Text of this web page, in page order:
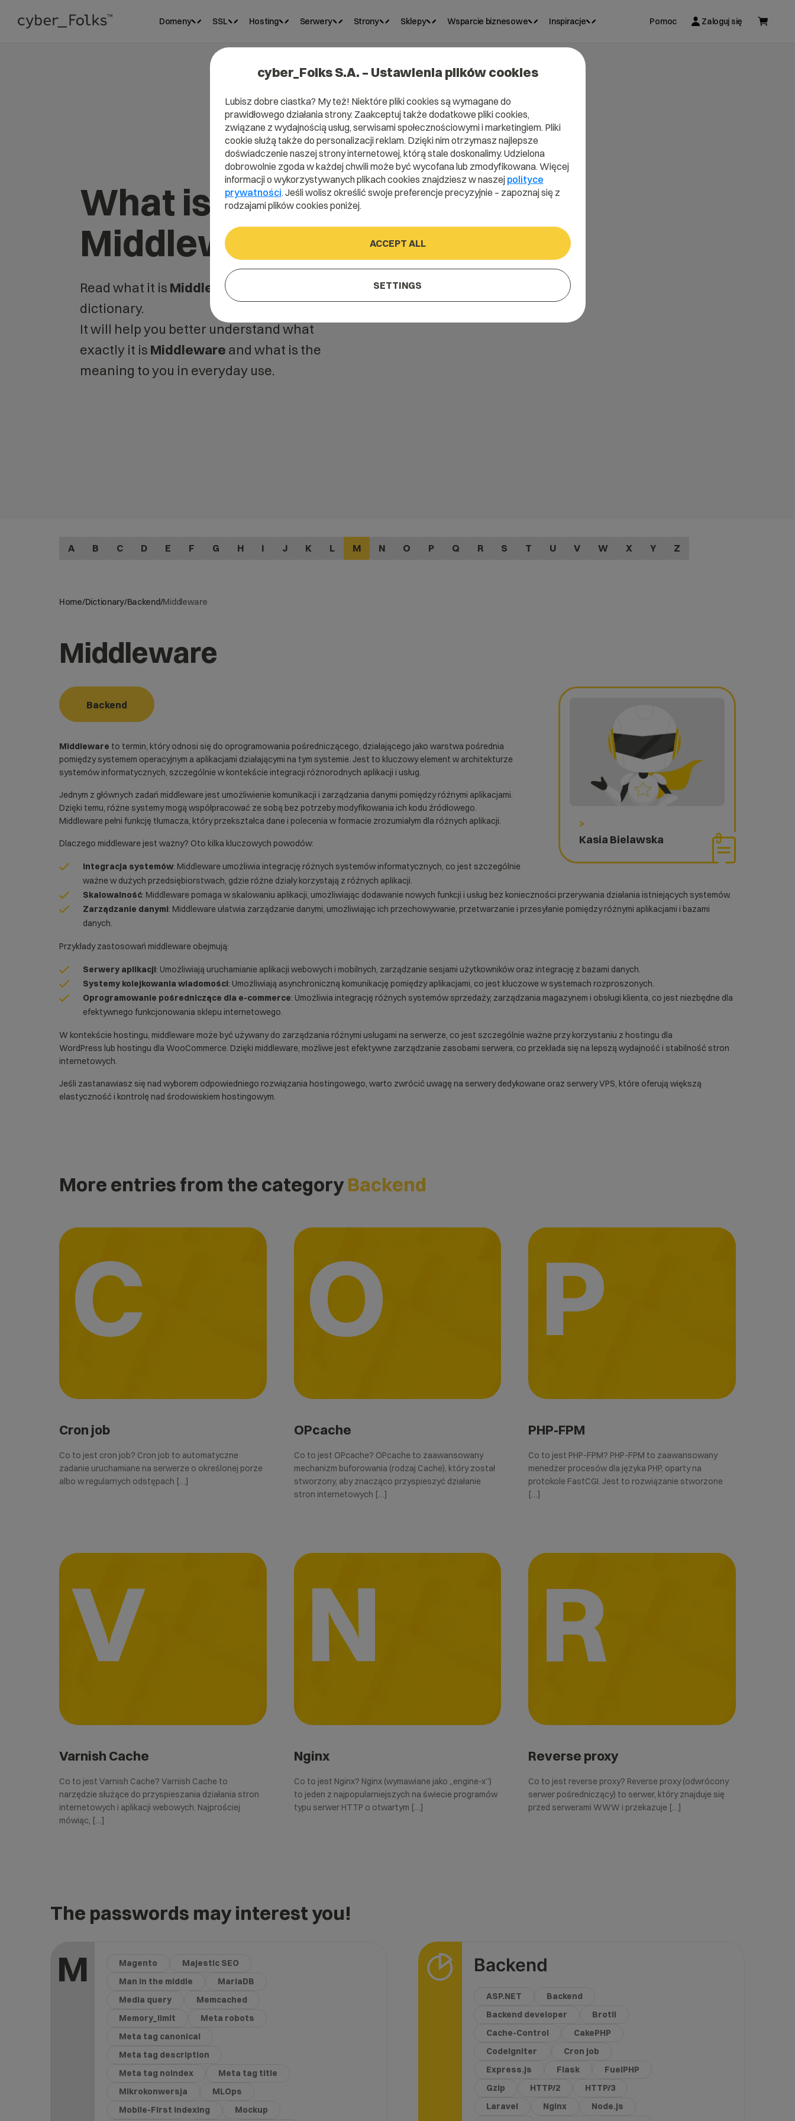
Domeny SSL Hosting Serwery Strony Sklepy Wsparcie biznesowe Inspiracje Pomoc Zaloguj się
What is
Middleware?
Read what it is Middleware
dictionary.
It will help you better understand what
exactly it is Middleware and what is the
meaning to you in everyday use.
A B C D E F G H I J K L M N O P Q R S T U V W X Y Z
Home/Dictionary/Backend/Middleware
Middleware
>
Kasia Bielawska
Backend
Middleware to termin, który odnosi się do oprogramowania pośredniczącego, działającego jako warstwa pośrednia
pomiędzy systemem operacyjnym a aplikacjami działającymi na tym systemie. Jest to kluczowy element w architekturze
systemów informatycznych, szczególnie w kontekście integracji różnorodnych aplikacji i usług.
Jednym z głównych zadań middleware jest umożliwienie komunikacji i zarządzania danymi pomiędzy różnymi aplikacjami.
Dzięki temu, różne systemy mogą współpracować ze sobą bez potrzeby modyfikowania ich kodu źródłowego.
Middleware pełni funkcję tłumacza, który przekształca dane i polecenia w formacie zrozumiałym dla różnych aplikacji.
Dlaczego middleware jest ważny? Oto kilka kluczowych powodów:
Integracja systemów: Middleware umożliwia integrację różnych systemów informatycznych, co jest szczególnie
ważne w dużych przedsiębiorstwach, gdzie różne działy korzystają z różnych aplikacji.
Skalowalność: Middleware pomaga w skalowaniu aplikacji, umożliwiając dodawanie nowych funkcji i usług bez konieczności przerywania działania istniejących systemów.
Zarządzanie danymi: Middleware ułatwia zarządzanie danymi, umożliwiając ich przechowywanie, przetwarzanie i przesyłanie pomiędzy różnymi aplikacjami i bazami
danych.
Przykłady zastosowań middleware obejmują:
Serwery aplikacji: Umożliwiają uruchamianie aplikacji webowych i mobilnych, zarządzanie sesjami użytkowników oraz integrację z bazami danych.
Systemy kolejkowania wiadomości: Umożliwiają asynchroniczną komunikację pomiędzy aplikacjami, co jest kluczowe w systemach rozproszonych.
Oprogramowanie pośredniczące dla e-commerce: Umożliwia integrację różnych systemów sprzedaży, zarządzania magazynem i obsługi klienta, co jest niezbędne dla
efektywnego funkcjonowania sklepu internetowego.
W kontekście hostingu, middleware może być używany do zarządzania różnymi usługami na serwerze, co jest szczególnie ważne przy korzystaniu z hostingu dla
WordPress lub hostingu dla WooCommerce. Dzięki middleware, możliwe jest efektywne zarządzanie zasobami serwera, co przekłada się na lepszą wydajność i stabilność stron
internetowych.
Jeśli zastanawiasz się nad wyborem odpowiedniego rozwiązania hostingowego, warto zwrócić uwagę na serwery dedykowane oraz serwery VPS, które oferują większą
elastyczność i kontrolę nad środowiskiem hostingowym.
More entries from the categoryBackend
C
Cron job
Co to jest cron job? Cron job to automatyczne
zadanie uruchamiane na serwerze o określonej porze
albo w regularnych odstępach […]
O
OPcache
Co to jest OPcache? OPcache to zaawansowany
mechanizm buforowania (rodzaj Cache), który został
stworzony, aby znacząco przyspieszyć działanie
stron internetowych […]
P
PHP-FPM
Co to jest PHP-FPM? PHP-FPM to zaawansowany
menedżer procesów dla języka PHP, oparty na
protokole FastCGI. Jest to rozwiązanie stworzone
[…]
V
Varnish Cache
Co to jest Varnish Cache? Varnish Cache to
narzędzie służące do przyspieszania działania stron
internetowych i aplikacji webowych. Najprościej
mówiąc, […]
N
Nginx
Co to jest Nginx? Nginx (wymawiane jako „engine-x”)
to jeden z najpopularniejszych na świecie programów
typu serwer HTTP o otwartym […]
R
Reverse proxy
Co to jest reverse proxy? Reverse proxy (odwrócony
serwer pośredniczący) to serwer, który znajduje się
przed serwerami WWW i przekazuje […]
The passwords may interest you!
M Magento
Majestic SEO
Man in the middle
MariaDB
Media query
Memcached
Memory_limit
Meta robots
Meta tag canonical
Meta tag description
Meta tag noindex
Meta tag title
Mikrokonwersja
MLOps
Mobile-First Indexing
Mockup
Backend
ASP.NET
Backend
Backend developer
Brotli
Cache-Control
CakePHP
CodeIgniter
Cron job
Express.js
Flask
FuelPHP
Gzip
HTTP/2
HTTP/3
Laravel
Nginx
Node.js
cyber_Folks S.A. – Ustawienia plików cookies
Lubisz dobre ciastka? My też! Niektóre pliki cookies są wymagane do
prawidłowego działania strony. Zaakceptuj także dodatkowe pliki cookies,
związane z wydajnością usług, serwisami społecznościowymi i marketingiem. Pliki
cookie służą także do personalizacji reklam. Dzięki nim otrzymasz najlepsze
doświadczenie naszej strony internetowej, którą stale doskonalimy. Udzielona
dobrowolnie zgoda w każdej chwili może być wycofana lub zmodyfikowana. Więcej
informacji o wykorzystywanych plikach cookies znajdziesz w naszej polityce
prywatności. Jeśli wolisz określić swoje preferencje precyzyjnie – zapoznaj się z
rodzajami plików cookies poniżej.
ACCEPT ALL
SETTINGS